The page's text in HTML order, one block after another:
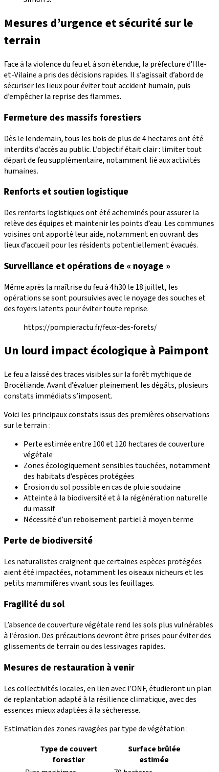
Mesures d’urgence et sécurité sur le
terrain
Face à la violence du feu et à son étendue, la préfecture d’Ille-
et-Vilaine a pris des décisions rapides. Il s’agissait d’abord de
sécuriser les lieux pour éviter tout accident humain, puis
d’empêcher la reprise des flammes.
Fermeture des massifs forestiers
Dès le lendemain, tous les bois de plus de 4 hectares ont été
interdits d’accès au public. L’objectif était clair : limiter tout
départ de feu supplémentaire, notamment lié aux activités
humaines.
Renforts et soutien logistique
Des renforts logistiques ont été acheminés pour assurer la
relève des équipes et maintenir les points d’eau. Les communes
voisines ont apporté leur aide, notamment en ouvrant des
lieux d’accueil pour les résidents potentiellement évacués.
Surveillance et opérations de « noyage »
Même après la maîtrise du feu à 4h30 le 18 juillet, les
opérations se sont poursuivies avec le noyage des souches et
des foyers latents pour éviter toute reprise.
https://pompieractu.fr/feux-des-forets/
Un lourd impact écologique à Paimpont
Le feu a laissé des traces visibles sur la forêt mythique de
Brocéliande. Avant d’évaluer pleinement les dégâts, plusieurs
constats immédiats s’imposent.
Voici les principaux constats issus des premières observations
sur le terrain :
Perte estimée entre 100 et 120 hectares de couverture
végétale
Zones écologiquement sensibles touchées, notamment
des habitats d’espèces protégées
Érosion du sol possible en cas de pluie soudaine
Atteinte à la biodiversité et à la régénération naturelle
du massif
Nécessité d’un reboisement partiel à moyen terme
Perte de biodiversité
Les naturalistes craignent que certaines espèces protégées
aient été impactées, notamment les oiseaux nicheurs et les
petits mammifères vivant sous les feuillages.
Fragilité du sol
L’absence de couverture végétale rend les sols plus vulnérables
à l’érosion. Des précautions devront être prises pour éviter des
glissements de terrain ou des lessivages rapides.
Mesures de restauration à venir
Les collectivités locales, en lien avec l’ONF, étudieront un plan
de replantation adapté à la résilience climatique, avec des
essences mieux adaptées à la sécheresse.
Estimation des zones ravagées par type de végétation :
Type de couvert
forestier
Surface brûlée
estimée